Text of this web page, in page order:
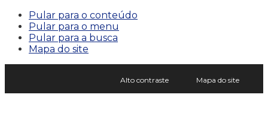
Pular para o conteúdo
Pular para o menu
Pular para a busca
Mapa do site
Alto contraste Mapa do site